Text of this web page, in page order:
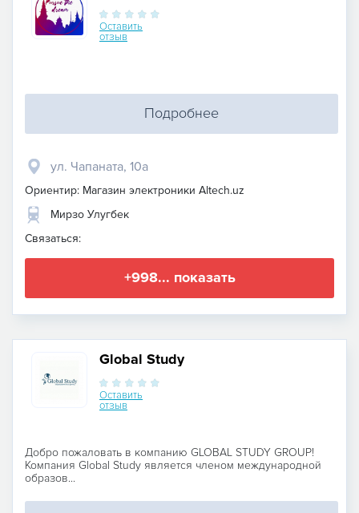
Оставить
отзыв
Подробнее
​ул. Чапаната, 10а
Ориентир: Магазин электроники Altech.uz
Мирзо Улугбек
Связаться:
+998... показать
Global Study
Оставить
отзыв
Добро пожаловать в компанию GLOBAL STUDY GROUP!
Компания Global Study является членом международной
образов...